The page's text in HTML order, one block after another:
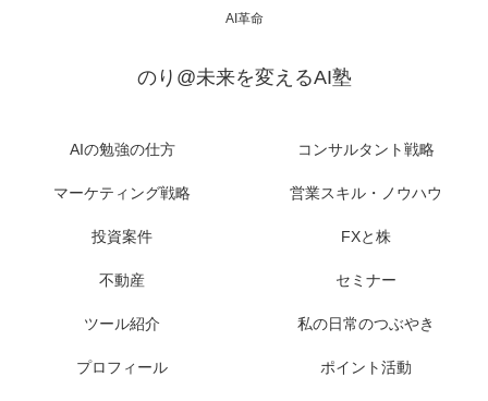
AI革命
のり@未来を変えるAI塾
AIの勉強の仕方 コンサルタント戦略
マーケティング戦略 営業スキル・ノウハウ
投資案件 FXと株
不動産 セミナー
ツール紹介 私の日常のつぶやき
プロフィール ポイント活動